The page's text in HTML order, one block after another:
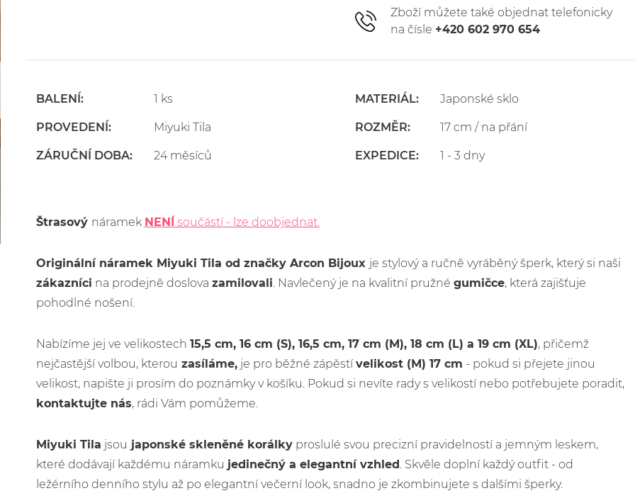
Zboží můžete také objednat telefonicky
na čísle +420 602 970 654
BALENÍ: 1 ks
PROVEDENÍ: Miyuki Tila
ZÁRUČNÍ DOBA: 24 měsíců
MATERIÁL: Japonské sklo
ROZMĚR: 17 cm / na přání
EXPEDICE: 1 - 3 dny
Štrasový náramek NENÍ součástí - lze doobjednat.
Originální náramek Miyuki Tila od značky Arcon Bijoux je stylový a ručně vyráběný šperk, který si naši
zákazníci na prodejně doslova zamilovali. Navlečený je na kvalitní pružné gumičce, která zajišťuje
pohodlné nošení.
Nabízíme jej ve velikostech 15,5 cm, 16 cm (S), 16,5 cm, 17 cm (M), 18 cm (L) a 19 cm (XL), přičemž
nejčastější volbou, kterou zasíláme,je pro běžné zápěstívelikost (M) 17 cm - pokud si přejete jinou
velikost, napište ji prosím do poznámky v košíku. Pokud si nevíte rady s velikostí nebo potřebujete poradit,
kontaktujte nás, rádi Vám pomůžeme.
Miyuki Tila jsou japonské skleněné korálkyproslulé svou precizní pravidelností a jemným leskem,
které dodávají každému náramku jedinečný a elegantní vzhled. Skvěle doplní každý outfit - od
ležérního denního stylu až po elegantní večerní look, snadno je zkombinujete s dalšími šperky.